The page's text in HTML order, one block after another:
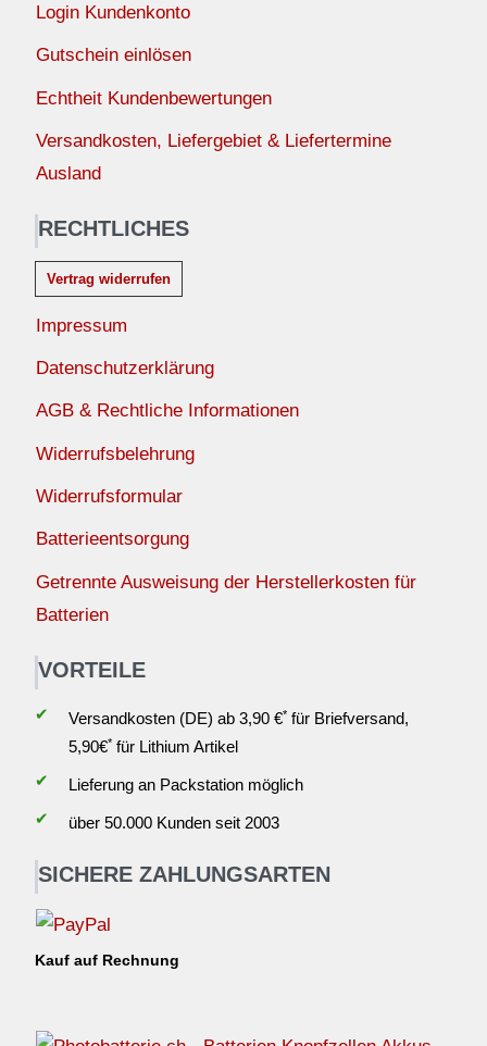
Login Kundenkonto
Gutschein einlösen
Echtheit Kundenbewertungen
Versandkosten, Liefergebiet & Liefertermine
Ausland
RECHTLICHES
Vertrag widerrufen
Impressum
Datenschutzerklärung
AGB & Rechtliche Informationen
Widerrufsbelehrung
Widerrufsformular
Batterieentsorgung
Getrennte Ausweisung der Herstellerkosten für
Batterien
VORTEILE
✔ Versandkosten (DE) ab 3,90 €*für Briefversand,
5,90€*für Lithium Artikel
✔
Lieferung an Packstation möglich
✔
über 50.000 Kunden seit 2003
SICHERE ZAHLUNGSARTEN
Kauf auf Rechnung